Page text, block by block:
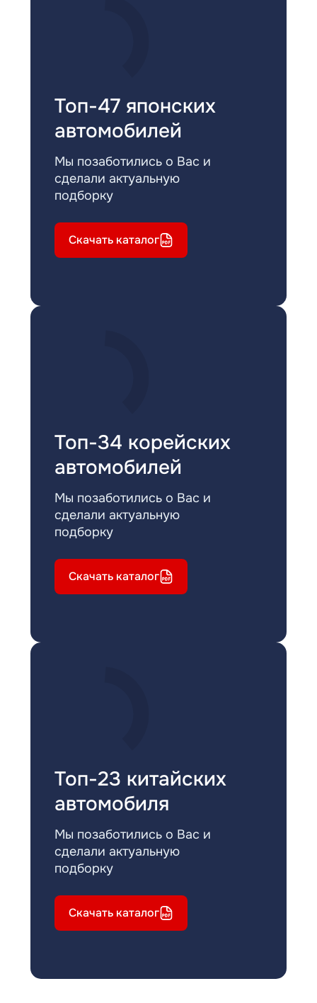
Топ-47 японских
автомобилей
Мы позаботились о Вас и
сделали актуальную
подборку
Скачать каталог
Топ-34 корейских
автомобилей
Мы позаботились о Вас и
сделали актуальную
подборку
Скачать каталог
Топ-23 китайских
автомобиля
Мы позаботились о Вас и
сделали актуальную
подборку
Скачать каталог